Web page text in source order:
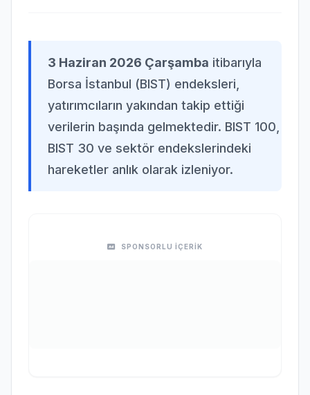
3 Haziran 2026 Çarşamba itibarıyla
Borsa İstanbul (BIST) endeksleri,
yatırımcıların yakından takip ettiği
verilerin başında gelmektedir. BIST 100,
BIST 30 ve sektör endekslerindeki
hareketler anlık olarak izleniyor.
SPONSORLU İÇERİK